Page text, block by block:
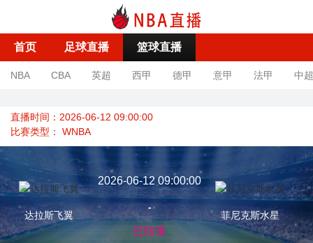
首页 足球直播 篮球直播
NBA CBA 英超 西甲 德甲 意甲 法甲 中超
直播时间：2026-06-12 09:00:00
比赛类型： WNBA
达拉斯飞翼
2026-06-12 09:00:00
-
已结束
菲尼克斯水星